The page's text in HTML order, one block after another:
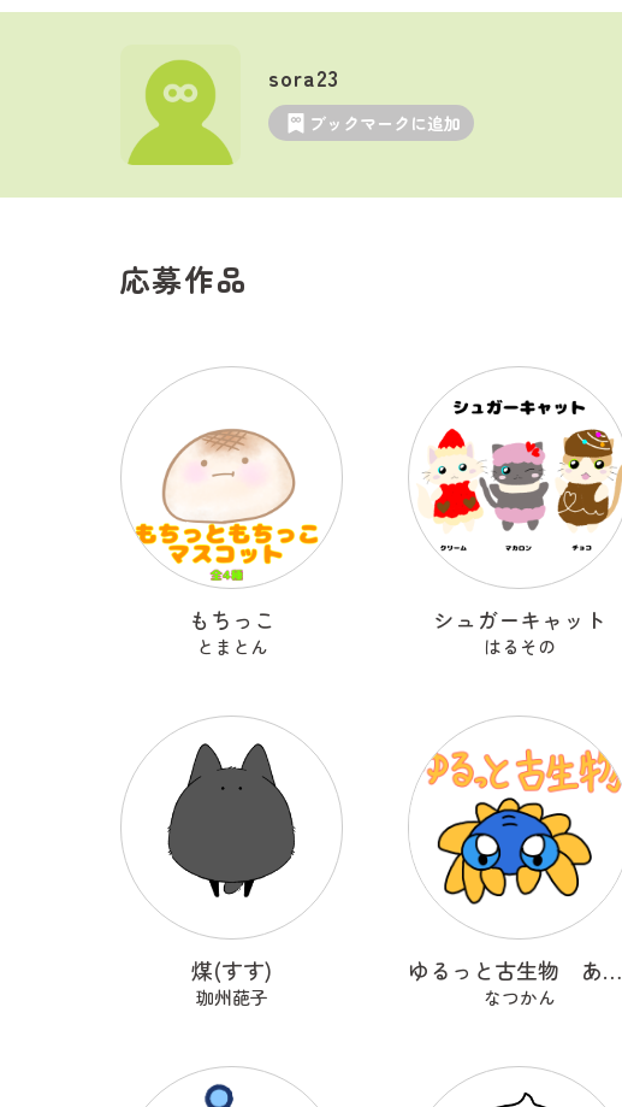
sora23
ブックマークに追加
応募作品
もちっこ
とまとん
シュガーキャット
はるその
煤(すす)
珈州葩子
ゆるっと古生物 あのまろかりす
なつかん